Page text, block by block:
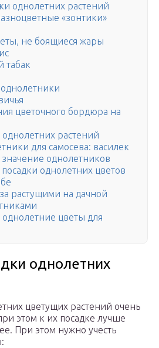
однолетних растений
«зонтики»
не боящиеся жары
табак
цветочного бордюра на
растений
для самосева: василек
однолетников
однолетних цветов
растущими на дачной
цветы для
однолетних
цветущих растений очень
этом к их посадке лучше
При этом нужно учесть